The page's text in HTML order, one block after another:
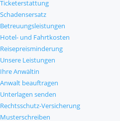
Ticketerstattung
Schadensersatz
Betreuungsleistungen
Hotel- und Fahrtkosten
Reisepreisminderung
Unsere Leistungen
Ihre Anwältin
Anwalt beauftragen
Unterlagen senden
Rechtsschutz-Versicherung
Musterschreiben